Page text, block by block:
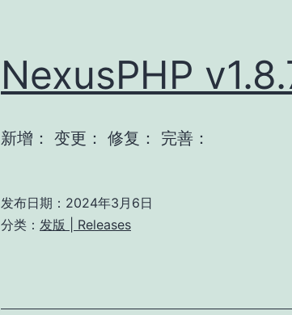
NexusPHP
新增： 变更： 修复： 完善：
发布日期： 2024年3月6日
分类： 发版 | Releases